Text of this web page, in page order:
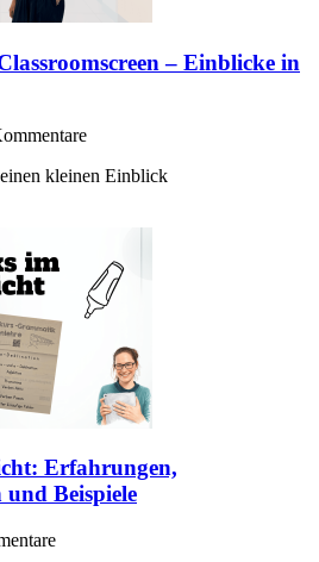
– Einblicke in
kleinen Einblick
Erfahrungen,
Beispiele